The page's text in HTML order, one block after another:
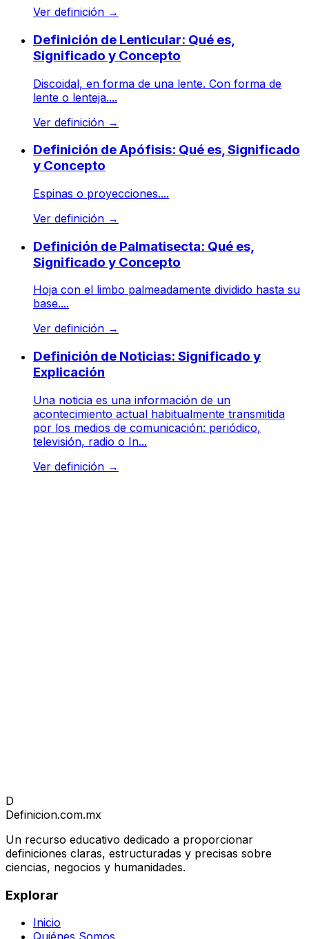
Ver definición →
Definición de Lenticular: Qué es,
Significado y Concepto
Discoidal, en forma de una lente. Con forma de
lente o lenteja....
Ver definición →
Definición de Apófisis: Qué es, Significado
y Concepto
Espinas o proyecciones....
Ver definición →
Definición de Palmatisecta: Qué es,
Significado y Concepto
Hoja con el limbo palmeadamente dividido hasta su
base....
Ver definición →
Definición de Noticias: Significado y
Explicación
Una noticia es una información de un
acontecimiento actual habitualmente transmitida
por los medios de comunicación: periódico,
televisión, radio o In...
Ver definición →
D
Definicion.com.mx
Un recurso educativo dedicado a proporcionar
definiciones claras, estructuradas y precisas sobre
ciencias, negocios y humanidades.
Explorar
Inicio